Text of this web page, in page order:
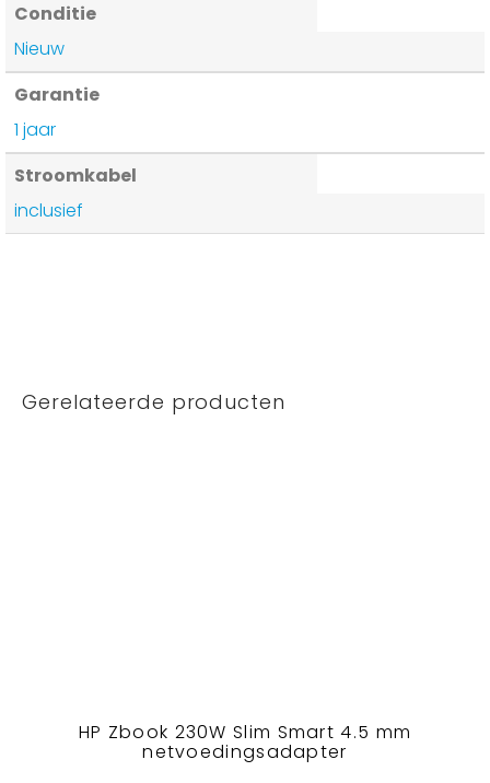
Conditie
Nieuw
Garantie
1 jaar
Stroomkabel
inclusief
Gerelateerde producten
HP Zbook 230W Slim Smart 4.5 mm
netvoedingsadapter